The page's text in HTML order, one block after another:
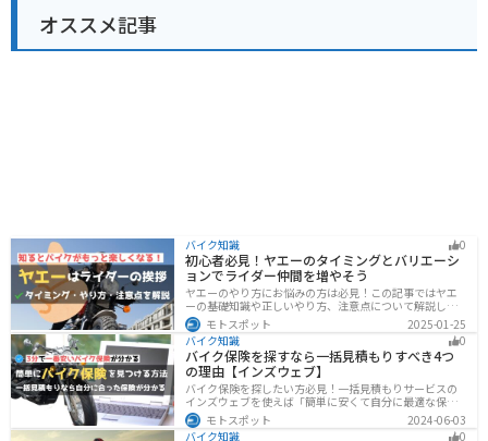
オススメ記事
バイク知識 0
初心者必見！ヤエーのタイミングとバリエーシ
ョンでライダー仲間を増やそう
ヤエーのやり方にお悩みの方は必見！この記事ではヤエ
ーの基礎知識や正しいやり方、注意点について解説しま
す。実はヤエーには、ツーリング中の連帯感を高める効
果があります。この記事を読めば、ヤエーの楽しみ方と
安全に行うポイントがわかるでしょう。
モトスポット
2025-01-25
バイク知識
0
バイク保険を探すなら一括見積もりすべき4つ
の理由【インズウェブ】
バイク保険を探したい方必見！一括見積もりサービスの
インズウェブを使えば「簡単に安くて自分に最適な保険
を3分で見つける」ことができます。最大5社のバイク保
険を一気に比べることができるので、探す手間と時間が
モトスポット
2024-06-03
バイク知識
0